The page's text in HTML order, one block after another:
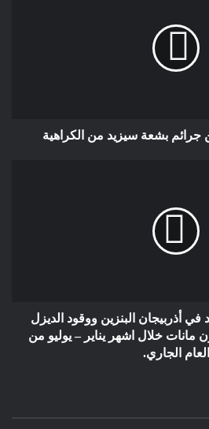
بشعة سيزيد من الكراهية
أذربيجان البنزين ووقود الديزل
و821.2 مليون مانات خلال اشهر يناير – يوليو من
العام الجاري.